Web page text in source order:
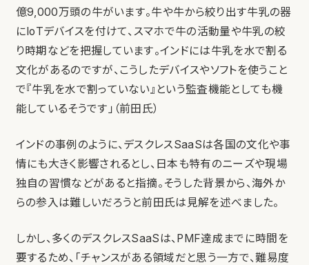
億9,000万頭の牛がいます。牛や牛から絞り出す牛乳の器
にIoTデバイスを付けて、スマホで牛の活動量や牛乳の絞
り時期などを把握しています。インドには牛乳を水で割る
文化があるのですが、こうしたデバイスやソフトを使うこと
で『牛乳を水で割っていない』という監査機能としても機
能しているそうです」（前田氏）
インドの事例のように、デスクレスSaaSは各国の文化や事
情にも大きく影響されるとし、日本も特有のニーズや現場
独自の習慣などがあると指摘。そうした背景から、海外か
らの参入は難しいだろうと前田氏は見解を述べました。
しかし、多くのデスクレスSaaSは、PMF達成までに時間を
要するため、「チャンスがある領域だと思う一方で、難易度